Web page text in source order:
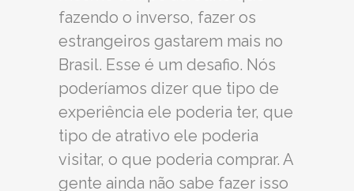
fazendo o inverso, fazer os
estrangeiros gastarem mais no
Brasil. Esse é um desafio. Nós
poderíamos dizer que tipo de
experiência ele poderia ter, que
tipo de atrativo ele poderia
visitar, o que poderia comprar. A
gente ainda não sabe fazer isso